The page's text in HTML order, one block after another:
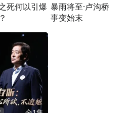
死何以引爆 暴雨将至·卢沟桥
事变始末